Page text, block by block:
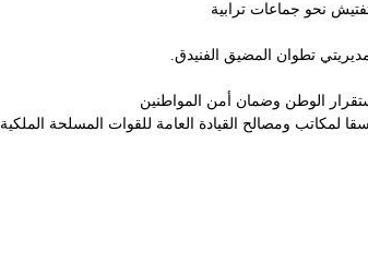
نحو جماعات ترابية
تطوان المضيق الفنيدق.
لمكاتب ومصالح القيادة العامة للقوات المسلحة الملكية